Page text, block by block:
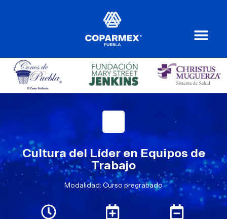
Cultura del Líder en Equipos de
Trabajo
Modalidad: Curso pregrabado